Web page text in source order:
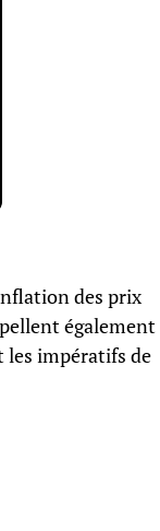
des prix
également
les impératifs de